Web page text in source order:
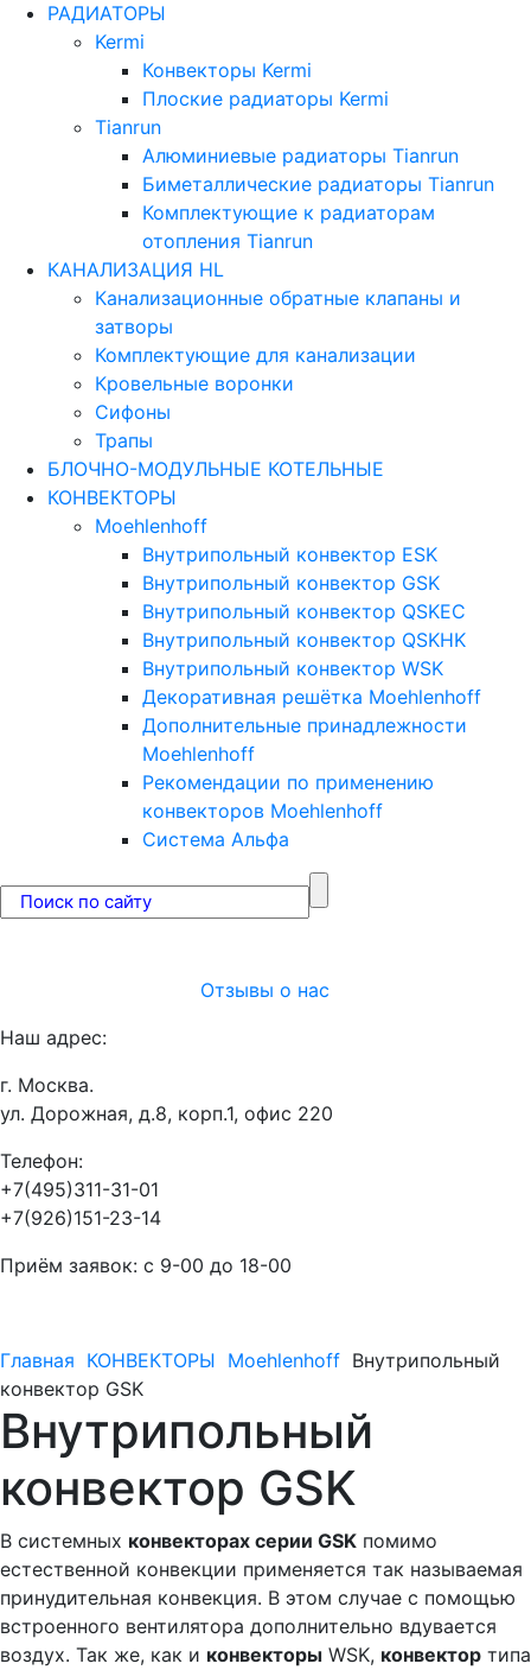
РАДИАТОРЫ
Kermi
Конвекторы Kermi
Плоские радиаторы Kermi
Tianrun
Алюминиевые радиаторы Tianrun
Биметаллические радиаторы Tianrun
Комплектующие к радиаторам
отопления Tianrun
КАНАЛИЗАЦИЯ HL
Канализационные обратные клапаны и
затворы
Комплектующие для канализации
Кровельные воронки
Сифоны
Трапы
БЛОЧНО-МОДУЛЬНЫЕ КОТЕЛЬНЫЕ
КОНВЕКТОРЫ
Moehlenhoff
Внутрипольный конвектор ESK
Внутрипольный конвектор GSK
Внутрипольный конвектор QSKEC
Внутрипольный конвектор QSKHK
Внутрипольный конвектор WSK
Декоративная решётка Moehlenhoff
Дополнительные принадлежности
Moehlenhoff
Рекомендации по применению
конвекторов Moehlenhoff
Система Альфа
Отзывы о нас
Наш адрес:
г. Москва.
ул. Дорожная, д.8, корп.1, офис 220
Телефон:
+7(495)311-31-01
+7(926)151-23-14
Приём заявок: с 9-00 до 18-00
Главная КОНВЕКТОРЫ Moehlenhoff Внутрипольный
конвектор GSK
Внутрипольный
конвектор GSK
В системных конвекторах серии GSK помимо
естественной конвекции применяется так называемая
принудительная конвекция. В этом случае с помощью
встроенного вентилятора дополнительно вдувается
воздух. Так же, как и конвекторы WSK, конвектор типа